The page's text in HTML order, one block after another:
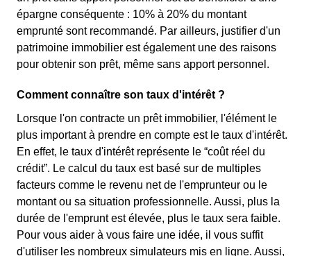
épargne conséquente : 10% à 20% du montant
emprunté sont recommandé. Par ailleurs, justifier d'un
patrimoine immobilier est également une des raisons
pour obtenir son prêt, même sans apport personnel.
Comment connaître son taux d'intérêt ?
Lorsque l'on contracte un prêt immobilier, l'élément le
plus important à prendre en compte est le taux d'intérêt.
En effet, le taux d'intérêt représente le “coût réel du
crédit”. Le calcul du taux est basé sur de multiples
facteurs comme le revenu net de l'emprunteur ou le
montant ou sa situation professionnelle. Aussi, plus la
durée de l'emprunt est élevée, plus le taux sera faible.
Pour vous aider à vous faire une idée, il vous suffit
d'utiliser les nombreux simulateurs mis en ligne. Aussi,